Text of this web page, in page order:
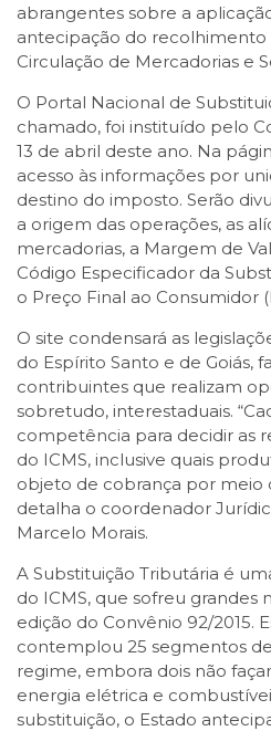
abrangentes sobre a
antecipação do
Circulação de Mercadorias e
O Portal Nacional de
chamado, foi instituído pelo
13 de abril deste ano. Na
acesso às informações por
destino do imposto. Serão
a origem das operações, as
mercadorias, a Margem de
Código Especificador da
o Preço Final ao Consumidor
O site condensará as
do Espírito Santo e de Goiás,
contribuintes que realizam
sobretudo, interestaduais.
competência para decidir as
do ICMS, inclusive quais
objeto de cobrança por meio
detalha o coordenador
Marcelo Morais.
A Substituição Tributária é
do ICMS, que sofreu grandes
edição do Convênio 92/2015.
contemplou 25 segmentos
regime, embora dois não
energia elétrica e
substituição, o Estado